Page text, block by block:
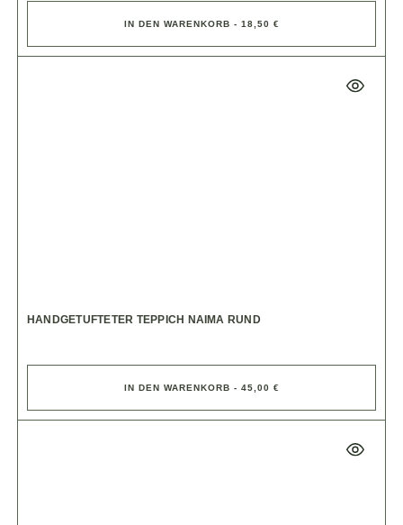
IN DEN WARENKORB - 18,50 €
HANDGETUFTETER TEPPICH NAIMA RUND
IN DEN WARENKORB - 45,00 €